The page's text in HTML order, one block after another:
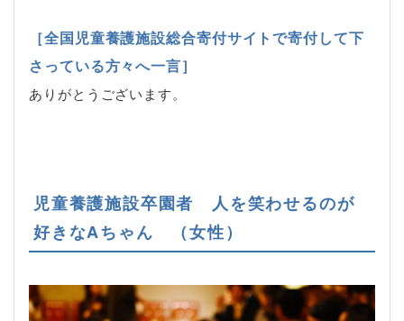
［全国児童養護施設総合寄付サイトで寄付して下
さっている方々へ一言］
ありがとうございます。
児童養護施設卒園者 人を笑わせるのが
好きなAちゃん （女性）